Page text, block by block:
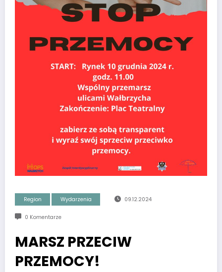
Region Wydarzenia 09.12.2024
0 Komentarze
MARSZ PRZECIW
PRZEMOCY!